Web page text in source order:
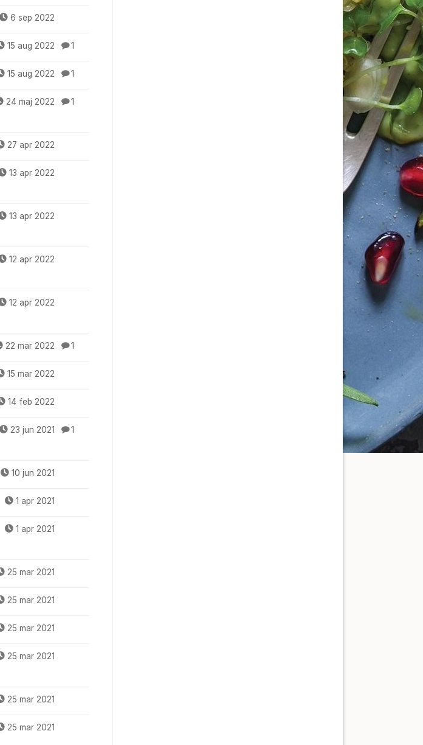
6 sep 2022
15 aug 2022 1
15 aug 2022 1
24 maj 2022 1
27 apr 2022
13 apr 2022
13 apr 2022
12 apr 2022
12 apr 2022
22 mar 2022 1
15 mar 2022
14 feb 2022
23 jun 2021 1
10 jun 2021
1 apr 2021
1 apr 2021
25 mar 2021
25 mar 2021
25 mar 2021
25 mar 2021
25 mar 2021
25 mar 2021